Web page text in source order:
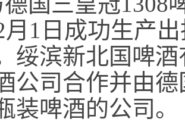
月1日成功生产
绥滨新北国啤
公司合作并由
装啤酒的公司。